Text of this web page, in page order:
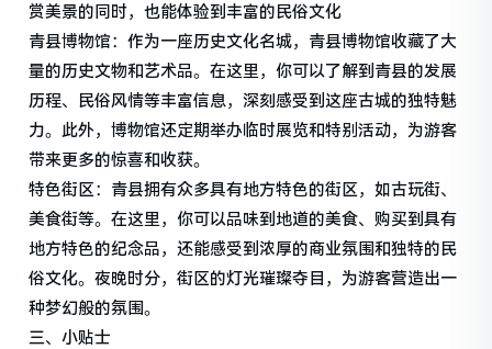
赏美景的同时，也能体验到丰富的民俗文化
青县博物馆：作为一座历史文化名城，青县博物馆收藏了大
量的历史文物和艺术品。在这里，你可以了解到青县的发展
历程、民俗风情等丰富信息，深刻感受到这座古城的独特魅
力。此外，博物馆还定期举办临时展览和特别活动，为游客
带来更多的惊喜和收获。
特色街区：青县拥有众多具有地方特色的街区，如古玩街、
美食街等。在这里，你可以品味到地道的美食、购买到具有
地方特色的纪念品，还能感受到浓厚的商业氛围和独特的民
俗文化。夜晚时分，街区的灯光璀璨夺目，为游客营造出一
种梦幻般的氛围。
三、小贴士